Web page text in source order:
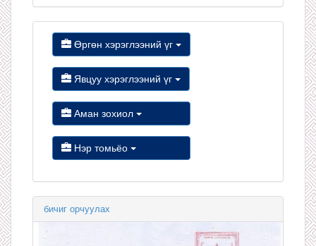
Өргөн хэрэглээний үг
Явцуу хэрэглээний үг
Аман зохиол
Нэр томьёо
бичиг орчуулах